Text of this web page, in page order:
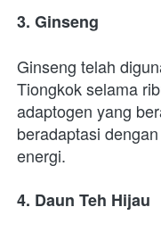
3. Ginseng
Ginseng telah
Tiongkok selama
adaptogen yang
beradaptasi
energi.
4. Daun Teh Hijau